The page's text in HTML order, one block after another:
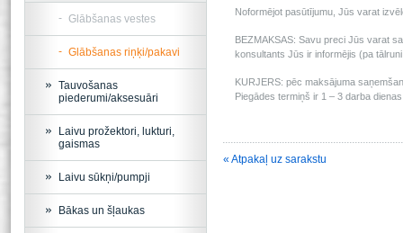
Noformējot pasūtījumu, Jūs varat
BEZMAKSAS: Savu preci Jūs varat
konsultants Jūs ir informējis (pa
KURJERS: pēc maksājuma
Piegādes termiņš ir 1 – 3 darba
« Atpakaļ uz sarakstu
Glābšanas vestes
Glābšanas riņķi/pakavi
Tauvošanas
piederumi/aksesuāri
Laivu prožektori, lukturi,
gaismas
Laivu sūkņi/pumpji
Bākas un šļaukas